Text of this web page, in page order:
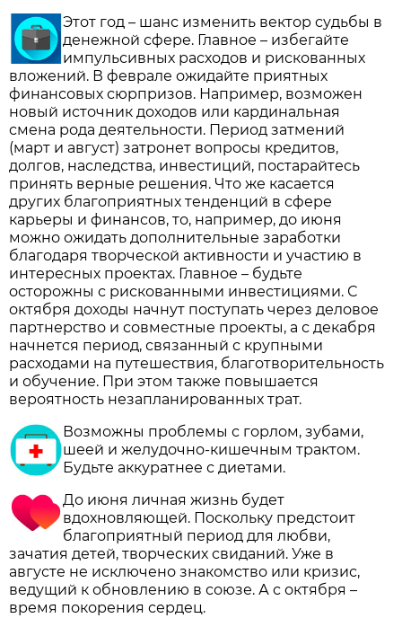
Этот год – шанс изменить вектор судьбы в
денежной сфере. Главное – избегайте
импульсивных расходов и рискованных
вложений. В феврале ожидайте приятных
финансовых сюрпризов. Например, возможен
новый источник доходов или кардинальная
смена рода деятельности. Период затмений
(март и август) затронет вопросы кредитов,
долгов, наследства, инвестиций, постарайтесь
принять верные решения. Что же касается
других благоприятных тенденций в сфере
карьеры и финансов, то, например, до июня
можно ожидать дополнительные заработки
благодаря творческой активности и участию в
интересных проектах. Главное – будьте
осторожны с рискованными инвестициями. С
октября доходы начнут поступать через деловое
партнерство и совместные проекты, а с декабря
начнется период, связанный с крупными
расходами на путешествия, благотворительность
и обучение. При этом также повышается
вероятность незапланированных трат.
Возможны проблемы с горлом, зубами,
шеей и желудочно-кишечным трактом.
Будьте аккуратнее с диетами.
До июня личная жизнь будет
вдохновляющей. Поскольку предстоит
благоприятный период для любви,
зачатия детей, творческих свиданий. Уже в
августе не исключено знакомство или кризис,
ведущий к обновлению в союзе. А с октября –
время покорения сердец.